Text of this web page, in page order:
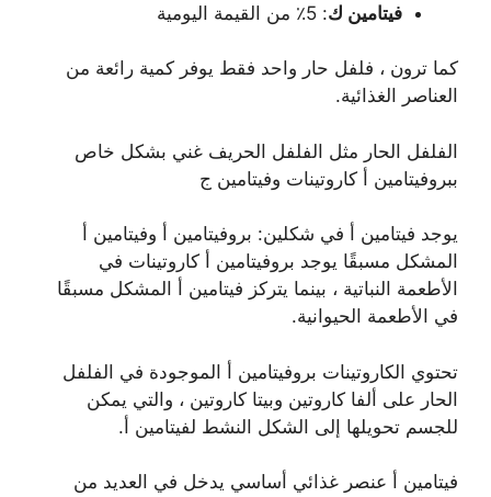
فيتامين ك: 5٪ من القيمة اليومية
كما ترون ، فلفل حار واحد فقط يوفر كمية رائعة من
العناصر الغذائية.
الفلفل الحار مثل الفلفل الحريف غني بشكل خاص
ببروفيتامين أ كاروتينات وفيتامين ج
يوجد فيتامين أ في شكلين: بروفيتامين أ وفيتامين أ
المشكل مسبقًا يوجد بروفيتامين أ كاروتينات في
الأطعمة النباتية ، بينما يتركز فيتامين أ المشكل مسبقًا
في الأطعمة الحيوانية.
تحتوي الكاروتينات بروفيتامين أ الموجودة في الفلفل
الحار على ألفا كاروتين وبيتا كاروتين ، والتي يمكن
للجسم تحويلها إلى الشكل النشط لفيتامين أ.
فيتامين أ عنصر غذائي أساسي يدخل في العديد من